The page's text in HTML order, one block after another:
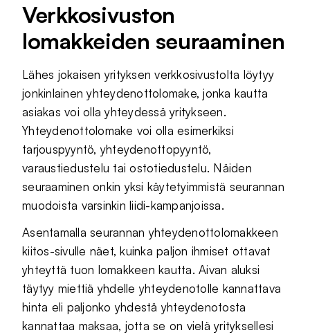
Verkkosivuston
lomakkeiden seuraaminen
Lähes jokaisen yrityksen verkkosivustolta löytyy
jonkinlainen yhteydenottolomake, jonka kautta
asiakas voi olla yhteydessä yritykseen.
Yhteydenottolomake voi olla esimerkiksi
tarjouspyyntö, yhteydenottopyyntö,
varaustiedustelu tai ostotiedustelu. Näiden
seuraaminen onkin yksi käytetyimmistä seurannan
muodoista varsinkin liidi-kampanjoissa.
Asentamalla seurannan yhteydenottolomakkeen
kiitos-sivulle näet, kuinka paljon ihmiset ottavat
yhteyttä tuon lomakkeen kautta. Aivan aluksi
täytyy miettiä yhdelle yhteydenotolle kannattava
hinta eli paljonko yhdestä yhteydenotosta
kannattaa maksaa, jotta se on vielä yrityksellesi